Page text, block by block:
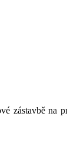
zástavbě na